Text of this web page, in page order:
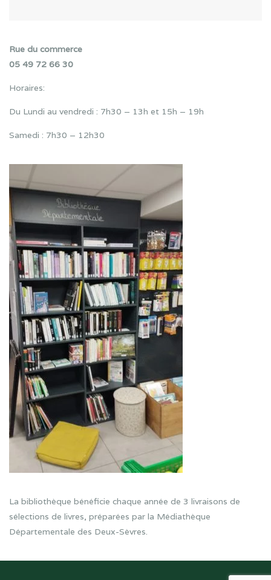
Rue du commerce
05 49 72 66 30
Horaires:
Du Lundi au vendredi : 7h30 – 13h et 15h – 19h
Samedi : 7h30 – 12h30
La bibliothèque bénéficie chaque année de 3 livraisons de
sélections de livres, préparées par la Médiathèque
Départementale des Deux-Sèvres.